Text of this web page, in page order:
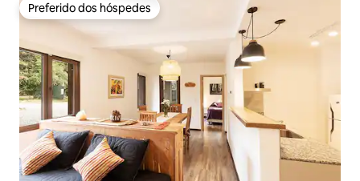
Preferido dos hóspedes
Preferido dos hóspedes